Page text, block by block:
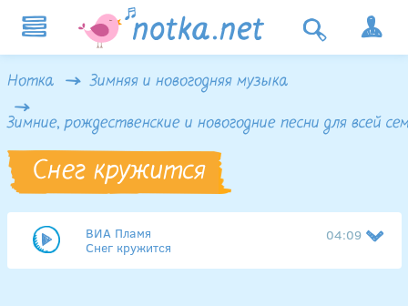
Нотка Зимняя и новогодняя музыка
Зимние, рождественские и новогодние песни для всей
Снег кружится
ВИА Пламя
Снег кружится
04:09